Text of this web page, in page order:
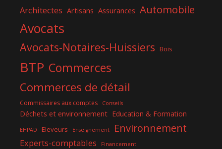
Architectes Artisans Assurances Automobile
Avocats
Avocats-Notaires-Huissiers Bois
BTP Commerces
Commerces de détail
Commissaires aux comptes Conseils
Déchets et environnement Education & Formation
EHPAD Eleveurs Enseignement Environnement
Experts-comptables Financement